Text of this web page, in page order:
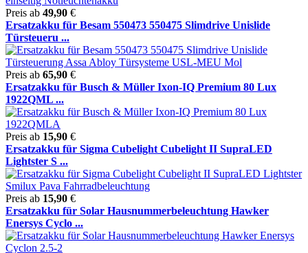
Preis ab 49,90 €
Ersatzakku für Besam 550473 550475 Slimdrive Unislide
Türsteueru ...
Preis ab 65,90 €
Ersatzakku für Busch & Müller Ixon-IQ Premium 80 Lux
1922QML ...
Preis ab 15,90 €
Ersatzakku für Sigma Cubelight Cubelight II SupraLED
Lightster S ...
Preis ab 15,90 €
Ersatzakku für Solar Hausnummerbeleuchtung Hawker
Enersys Cyclo ...